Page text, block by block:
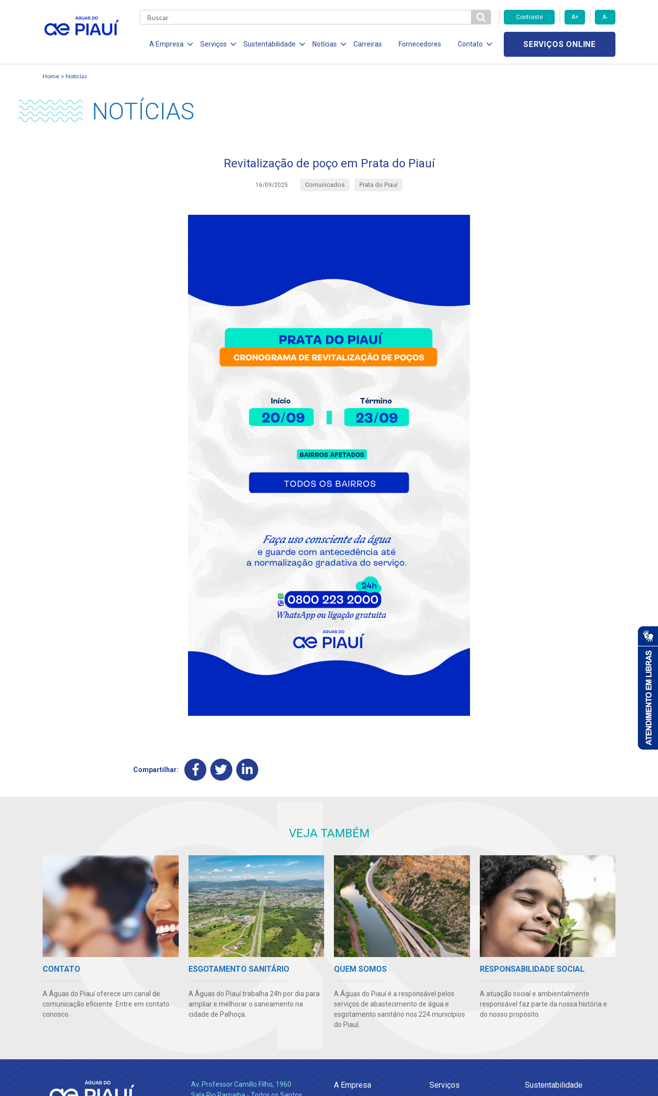
Contraste A+ A-
A Empresa Serviços Sustentabilidade Notícias Carreiras Fornecedores Contato SERVIÇOS ONLINE
Home Notícias
NOTÍCIAS
Revitalização de poço em Prata do Piauí
16/09/2025 Comunicados Prata do Piauí
Compartilhar:
VEJA TAMBÉM
CONTATO
A Águas do Piauí oferece um canal de
comunicação eficiente. Entre em contato
conosco.
ESGOTAMENTO SANITÁRIO
A Águas do Piauí trabalha 24h por dia para
ampliar e melhorar o saneamento na
cidade de Palhoça.
QUEM SOMOS
A Águas do Piauí é a responsável pelos
serviços de abastecimento de água e
esgotamento sanitário nos 224 municípios
do Piauí.
RESPONSABILIDADE SOCIAL
A atuação social e ambientalmente
responsável faz parte da nossa história e
do nosso propósito.
Av. Professor Camillo Filho, 1960
A Empresa Serviços Sustentabilidade